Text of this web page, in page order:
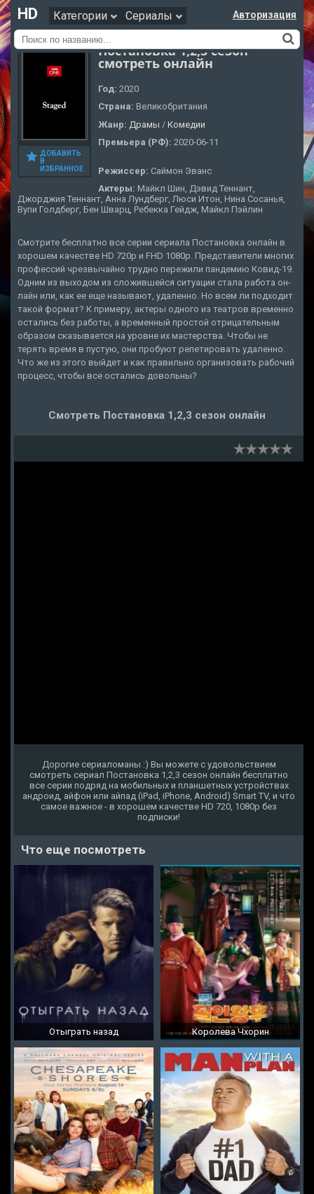
HD Категории Сериалы Авторизация
ДОБАВИТЬ
В
ИЗБРАННОЕ
Постановка 1,2,3 сезон
смотреть онлайн
Год: 2020
Страна: Великобритания
Жанр: Драмы / Комедии
Премьера (РФ): 2020-06-11
Режиссер: Саймон Эванс
Актеры: Майкл Шин, Дэвид Теннант,
Джорджия Теннант, Анна Лундберг, Люси Итон, Нина Сосанья,
Вупи Голдберг, Бен Шварц, Ребекка Гейдж, Майкл Пэйлин
Смотрите бесплатно все серии сериала Постановка онлайн в
хорошем качестве HD 720p и FHD 1080p. Представители многих
профессий чрезвычайно трудно пережили пандемию Ковид-19.
Одним из выходом из сложившейся ситуации стала работа он-
лайн или, как ее еще называют, удаленно. Но всем ли подходит
такой формат? К примеру, актеры одного из театров временно
остались без работы, а временный простой отрицательным
образом сказывается на уровне их мастерства. Чтобы не
терять время в пустую, они пробуют репетировать удаленно.
Что же из этого выйдет и как правильно организовать рабочий
процесс, чтобы все остались довольны?
Смотреть Постановка 1,2,3 сезон онлайн
Дорогие сериаломаны :) Вы можете с удовольствием
смотреть сериал Постановка 1,2,3 сезон онлайн бесплатно
все серии подряд на мобильных и планшетных устройствах
андроид, айфон или айпад (iPad, iPhone, Android) Smart TV, и что
самое важное - в хорошем качестве HD 720, 1080p без
подписки!
Что еще посмотреть
Отыграть назад Королева Чхорин